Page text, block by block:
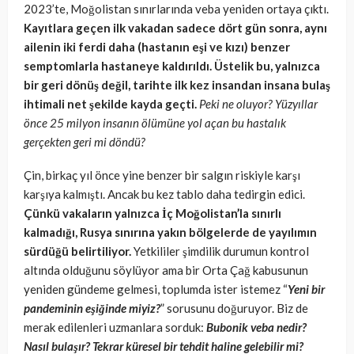
2023’te, Moğolistan sınırlarında veba yeniden ortaya çıktı.
Kayıtlara geçen ilk vakadan sadece dört gün sonra, aynı
ailenin iki ferdi daha (hastanın eşi ve kızı) benzer
semptomlarla hastaneye kaldırıldı. Üstelik bu, yalnızca
bir geri dönüş değil, tarihte ilk kez insandan insana bulaş
ihtimali net şekilde kayda geçti. Peki ne oluyor? Yüzyıllar
önce 25 milyon insanın ölümüne yol açan bu hastalık
gerçekten geri mi döndü?
Çin, birkaç yıl önce yine benzer bir salgın riskiyle karşı
karşıya kalmıştı. Ancak bu kez tablo daha tedirgin edici.
Çünkü vakaların yalnızca İç Moğolistan’la sınırlı
kalmadığı, Rusya sınırına yakın bölgelerde de yayılımın
sürdüğü belirtiliyor.Yetkililer şimdilik durumun kontrol
altında olduğunu söylüyor ama bir Orta Çağ kabusunun
yeniden gündeme gelmesi, toplumda ister istemez “Yeni bir
pandeminin eşiğinde miyiz?” sorusunu doğuruyor. Biz de
merak edilenleri uzmanlara sorduk: Bubonik veba nedir?
Nasıl bulaşır? Tekrar küresel bir tehdit haline gelebilir mi?